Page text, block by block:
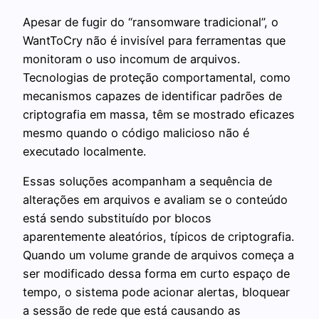
Apesar de fugir do “ransomware tradicional”, o
WantToCry não é invisível para ferramentas que
monitoram o uso incomum de arquivos.
Tecnologias de proteção comportamental, como
mecanismos capazes de identificar padrões de
criptografia em massa, têm se mostrado eficazes
mesmo quando o código malicioso não é
executado localmente.
Essas soluções acompanham a sequência de
alterações em arquivos e avaliam se o conteúdo
está sendo substituído por blocos
aparentemente aleatórios, típicos de criptografia.
Quando um volume grande de arquivos começa a
ser modificado dessa forma em curto espaço de
tempo, o sistema pode acionar alertas, bloquear
a sessão de rede que está causando as